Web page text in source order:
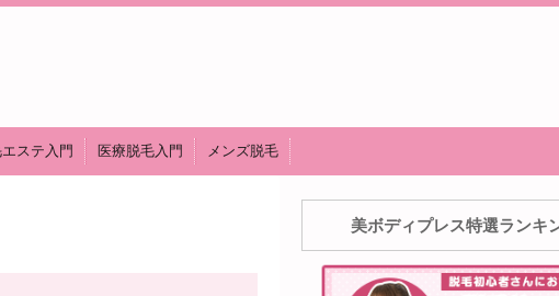
ステ入門 医療脱毛入門 メンズ脱毛
美ボディプレス特選ランキ